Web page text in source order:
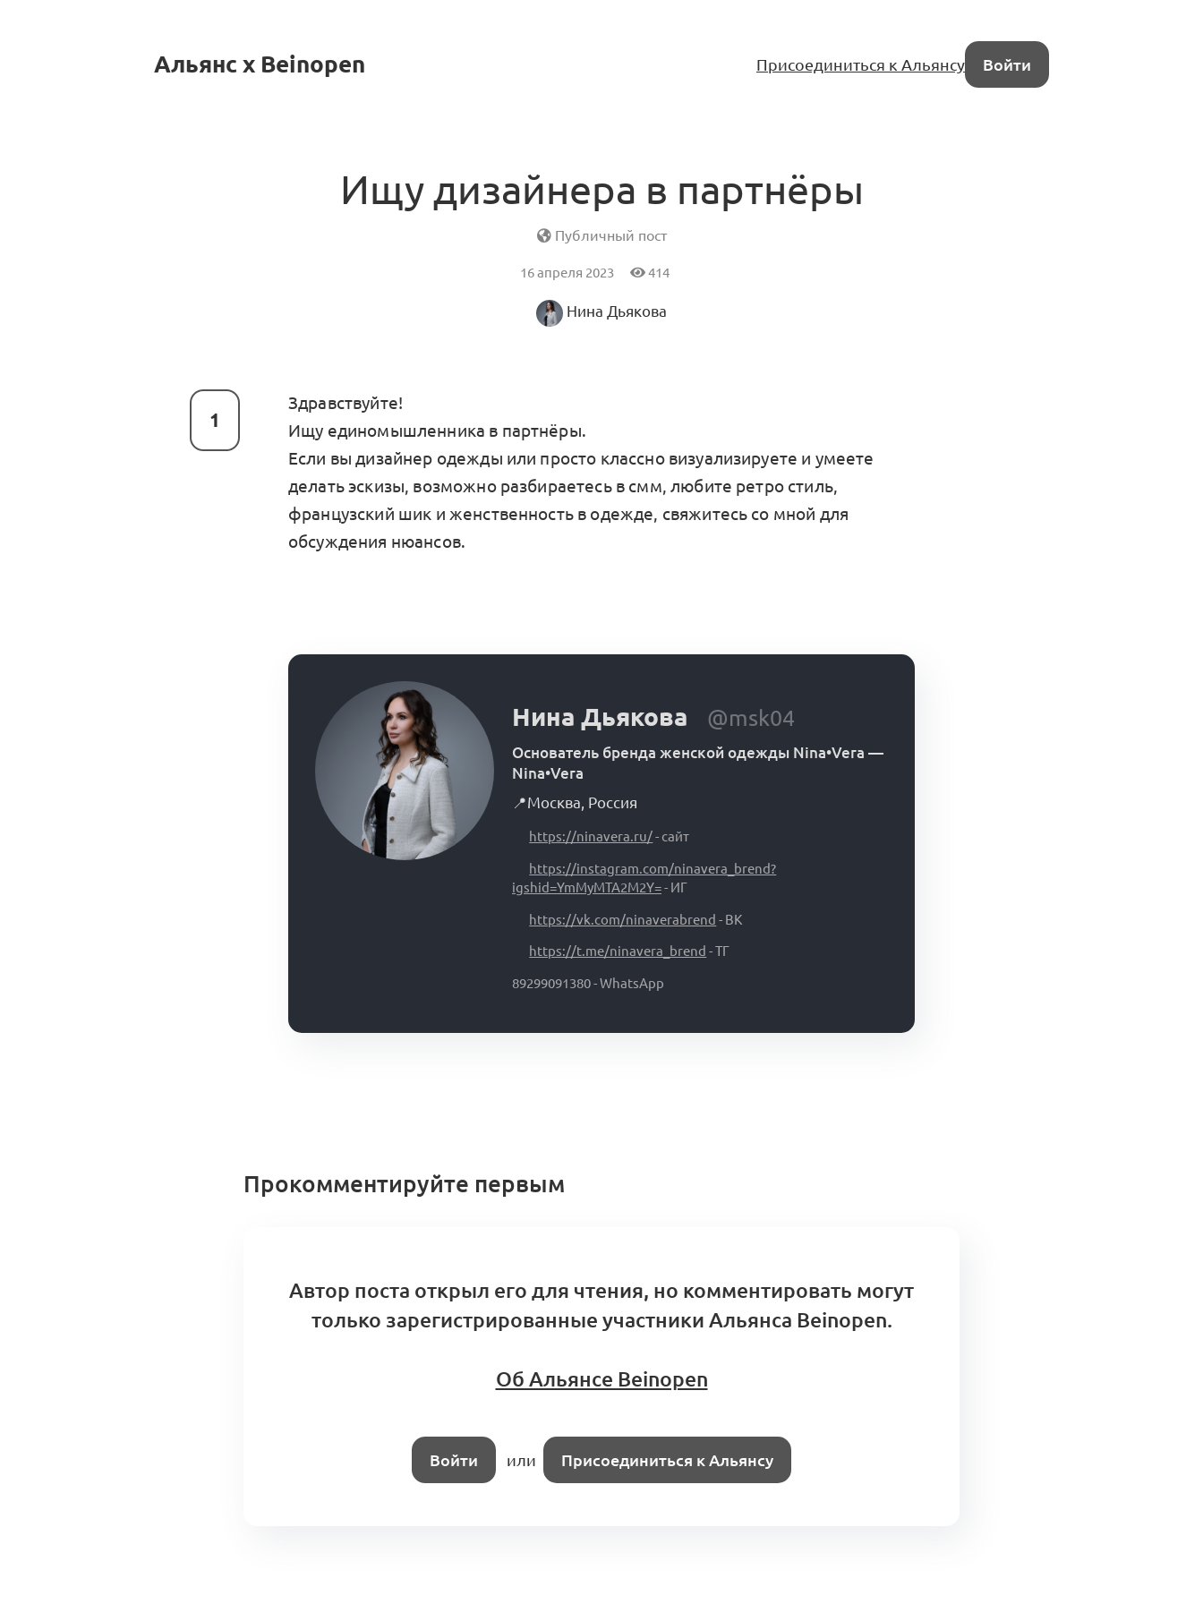
Альянс x Beinopen Присоединиться к Альянсу Войти
Ищу дизайнера в партнёры
Публичный пост
16 апреля 2023 414
Нина Дьякова
1
Здравствуйте!
Ищу единомышленника в партнёры.
Если вы дизайнер одежды или просто классно визуализируете и умеете
делать эскизы, возможно разбираетесь в смм, любите ретро стиль,
французский шик и женственность в одежде, свяжитесь со мной для
обсуждения нюансов.
Нина Дьякова @msk04
Основатель бренда женской одежды Nina•Vera —
Nina•Vera
📍Москва, Россия
https://ninavera.ru/- сайт
https://instagram.com/ninavera_brend?
igshid=YmMyMTA2M2Y=- ИГ
https://vk.com/ninaverabrend - ВК
https://t.me/ninavera_brend - ТГ
89299091380 - WhatsApp
Прокомментируйте первым
Автор поста открыл его для чтения, но комментировать могут
только зарегистрированные участники Альянса Beinopen.
Об Альянсе Beinopen
Войти или Присоединиться к Альянсу